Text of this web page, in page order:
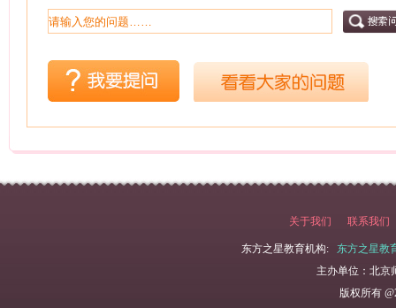
关于我们 联系我们
东方之星教育机构:
东方之星教
主办单位：北京
版权所有